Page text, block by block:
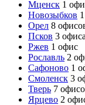
Мценск 1
Новозыбков
Орел 8
Псков 3 офиса
Ржев 1 офис
Рославль 2
Сафоново 1
Смоленск 3
Тверь 7
Ярцево 2